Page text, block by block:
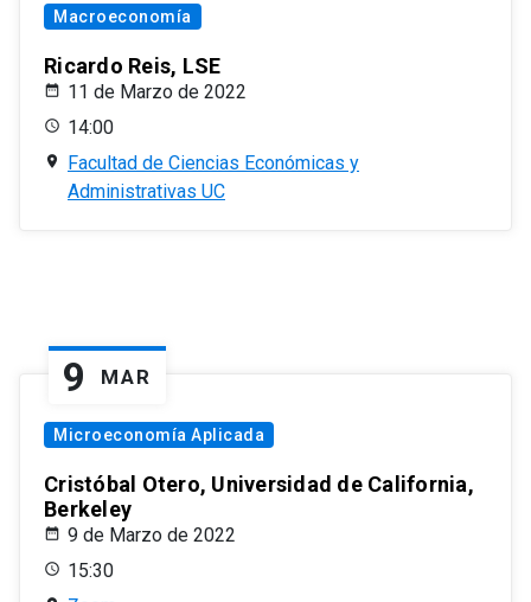
Macroeconomía
Ricardo Reis, LSE
11 de Marzo de 2022
14:00
Facultad de Ciencias Económicas y
Administrativas UC
9 MAR
Microeconomía Aplicada
Cristóbal Otero, Universidad de California,
Berkeley
9 de Marzo de 2022
15:30